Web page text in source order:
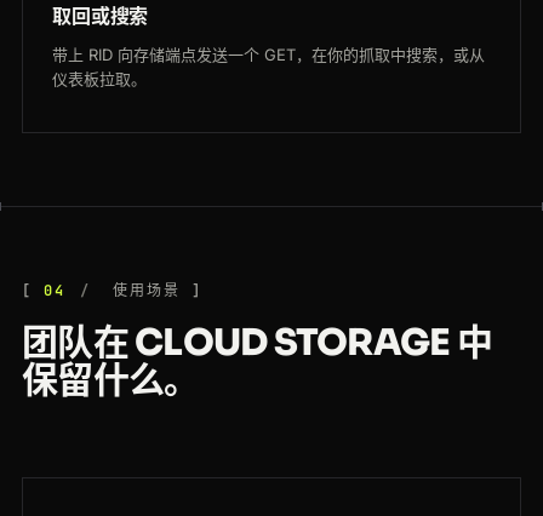
取回或搜索
带上 RID 向存储端点发送一个 GET，在你的抓取中搜索，或从
仪表板拉取。
04 使用场景
团队在 CLOUD STORAGE 中
保留什么。